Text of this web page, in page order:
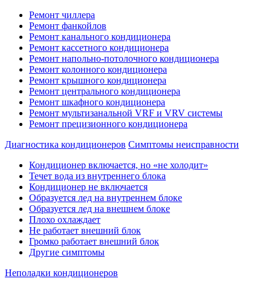
Ремонт чиллера
Ремонт фанкойлов
Ремонт канального кондиционера
Ремонт кассетного кондиционера
Ремонт напольно-потолочного кондиционера
Ремонт колонного кондиционера
Ремонт крышного кондиционера
Ремонт центрального кондиционера
Ремонт шкафного кондиционера
Ремонт мультизанальной VRF и VRV системы
Ремонт прецизионного кондиционера
Диагностика кондиционеров Симптомы неисправности
Кондиционер включается, но «не холодит»
Течет вода из внутреннего блока
Кондиционер не включается
Образуется лед на внутреннем блоке
Образуется лед на внешнем блоке
Плохо охлаждает
Не работает внешний блок
Громко работает внешний блок
Другие симптомы
Неполадки кондиционеров